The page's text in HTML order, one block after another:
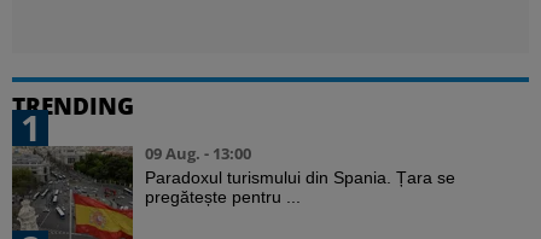
TRENDING
1
09 Aug. - 13:00
Paradoxul turismului din Spania. Țara se
pregătește pentru ...